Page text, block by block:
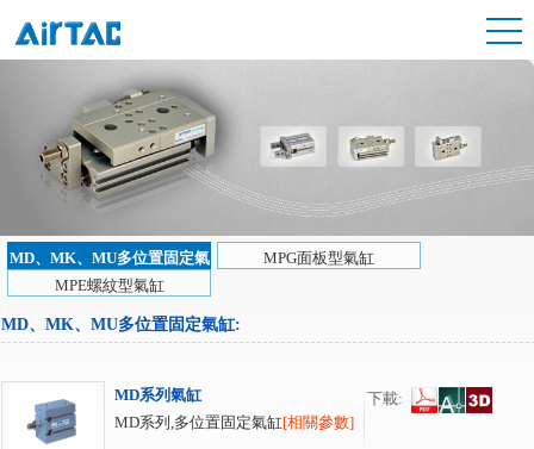
MD、MK、MU多位置固定氣
缸
MPG面板型氣缸
MPE螺紋型氣缸
MD、MK、MU多位置固定氣缸:
MD系列氣缸
MD系列,多位置固定氣缸[相關參數]
下載: